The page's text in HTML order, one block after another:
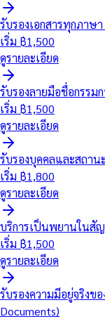
รับรองเอกสารทุกภาษ
เริ่ม ฿1,500
ดูรายละเอียด
รับรองลายมือชื่อกรรม
เริ่ม ฿1,500
ดูรายละเอียด
รับรองบุคคลและสถา
เริ่ม ฿1,800
ดูรายละเอียด
บริการเป็นพยานในสัญ
เริ่ม ฿1,500
ดูรายละเอียด
รับรองความมีอยู่จริงข
Documents)